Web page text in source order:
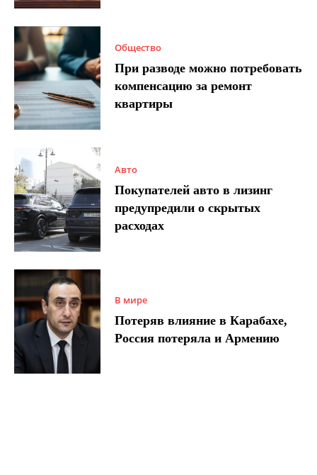
Общество
При разводе можно потребовать
компенсацию за ремонт
квартиры
Авто
Покупателей авто в лизинг
предупредили о скрытых
расходах
В мире
Потеряв влияние в Карабахе,
Россия потеряла и Армению